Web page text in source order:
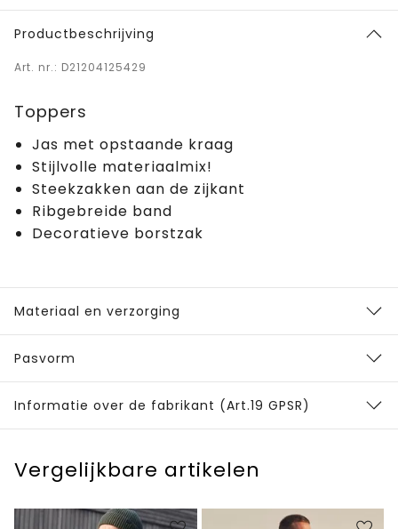
Productbeschrijving
Art. nr.: D21204125429
Toppers
Jas met opstaande kraag
Stijlvolle materiaalmix!
Steekzakken aan de zijkant
Ribgebreide band
Decoratieve borstzak
Materiaal en verzorging
Pasvorm
Informatie over de fabrikant (Art.19 GPSR)
Vergelijkbare artikelen